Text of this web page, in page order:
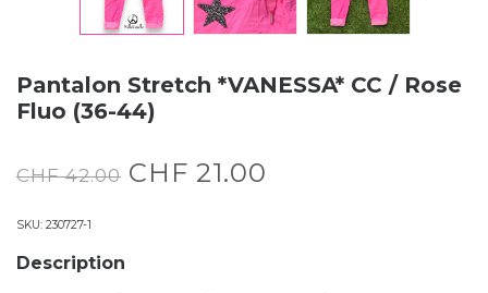
Pantalon Stretch *VANESSA* CC / Rose
Fluo (36-44)
CHF42.00 CHF 21.00
SKU: 230727-1
Description